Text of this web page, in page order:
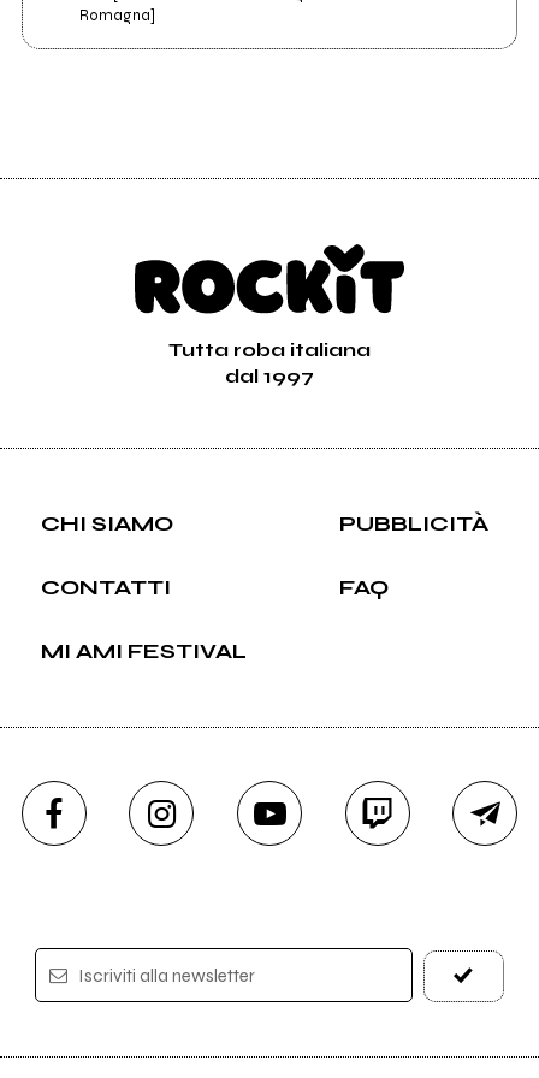
Romagna]
Tutta roba italiana
dal 1997
CHI SIAMO PUBBLICITÀ
CONTATTI FAQ
MI AMI FESTIVAL
Iscriviti alla newsletter